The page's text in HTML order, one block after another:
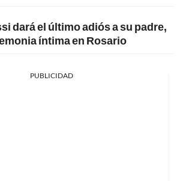
dará el último adiós a su padre,
íntima en Rosario
PUBLICIDAD